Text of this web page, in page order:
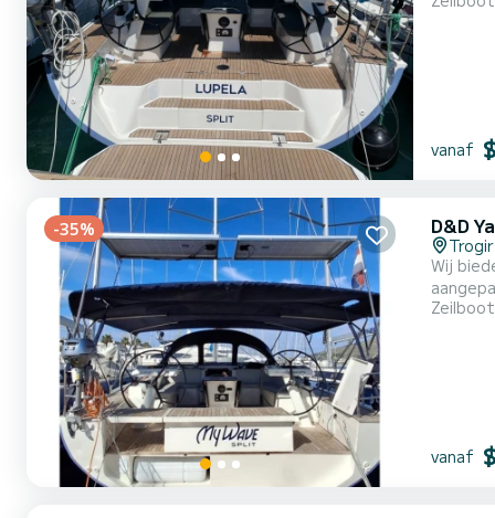
vanaf
-35% D&D
Trogir
Wij
heeft 5
Zeilboot
vanaf